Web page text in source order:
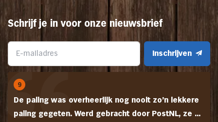
Schrijf je in voor onze nieuwsbrief
Inschrijven
9
De paling was overheerlijk nog nooit zo'n lekkere
paling gegeten. Werd gebracht door PostNL, ze ...